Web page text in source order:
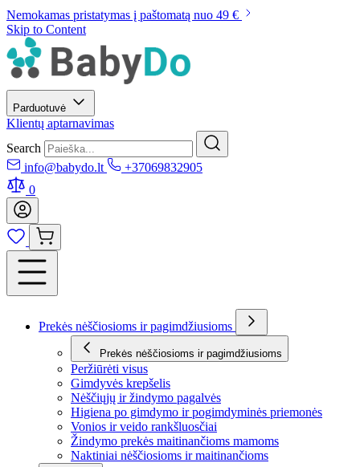
Nemokamas pristatymas į paštomatą nuo 49 €
Skip to Content
Parduotuvė
Klientų aptarnavimas
Search
info@babydo.lt
+37069832905
0
Prekės nėščiosioms ir pagimdžiusioms
Prekės nėščiosioms ir pagimdžiusioms
Peržiūrėti visus
Gimdyvės krepšelis
Nėščiųjų ir žindymo pagalvės
Higiena po gimdymo ir pogimdyminės priemonės
Vonios ir veido rankšluosčiai
Žindymo prekės maitinančioms mamoms
Naktiniai nėščiosioms ir maitinančioms